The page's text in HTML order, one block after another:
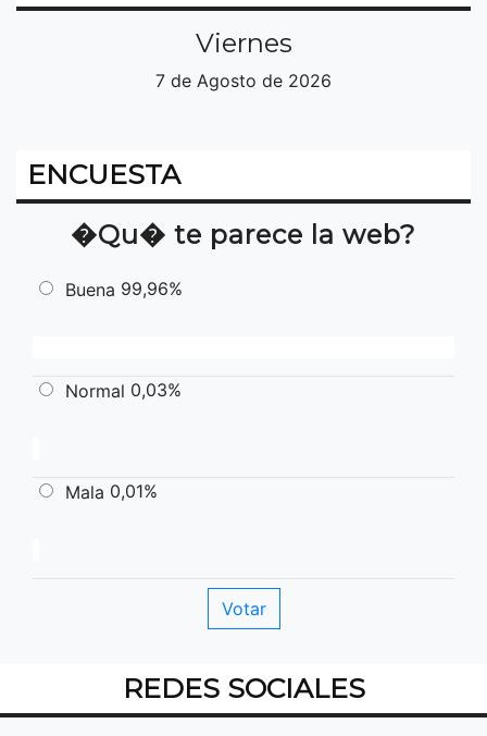
Viernes
7 de Agosto de 2026
ENCUESTA
�Qu� te parece la web?
Buena 99,96%
Normal 0,03%
Mala 0,01%
REDES SOCIALES